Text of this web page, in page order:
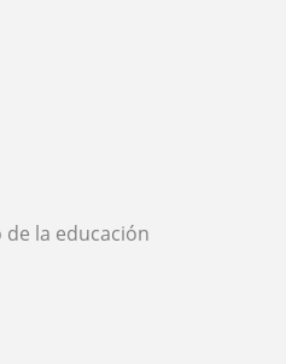
la educación